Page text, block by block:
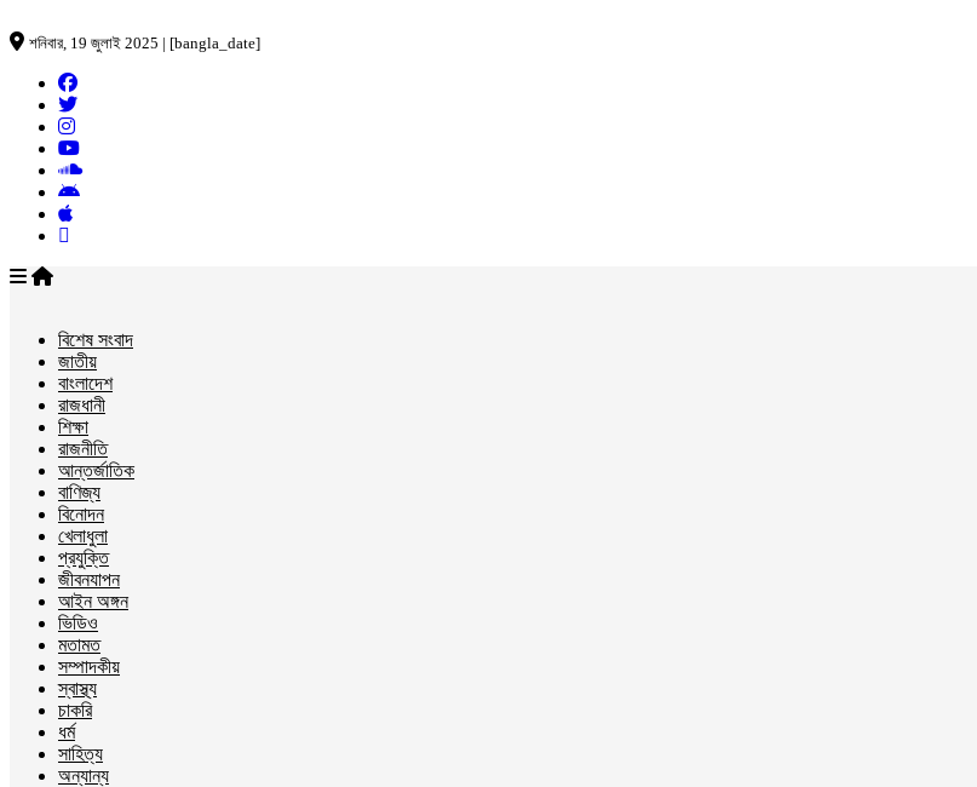
শনিবার, 19 জুলাই 2025 | [bangla_date]
বিশেষ সংবাদ
জাতীয়
বাংলাদেশ
রাজধানী
শিক্ষা
রাজনীতি
আন্তর্জাতিক
বাণিজ্য
বিনোদন
খেলাধুলা
প্রযুক্তি
জীবনযাপন
আইন অঙ্গন
ভিডিও
মতামত
সম্পাদকীয়
স্বাস্থ্য
চাকরি
ধর্ম
সাহিত্য
অন্যান্য